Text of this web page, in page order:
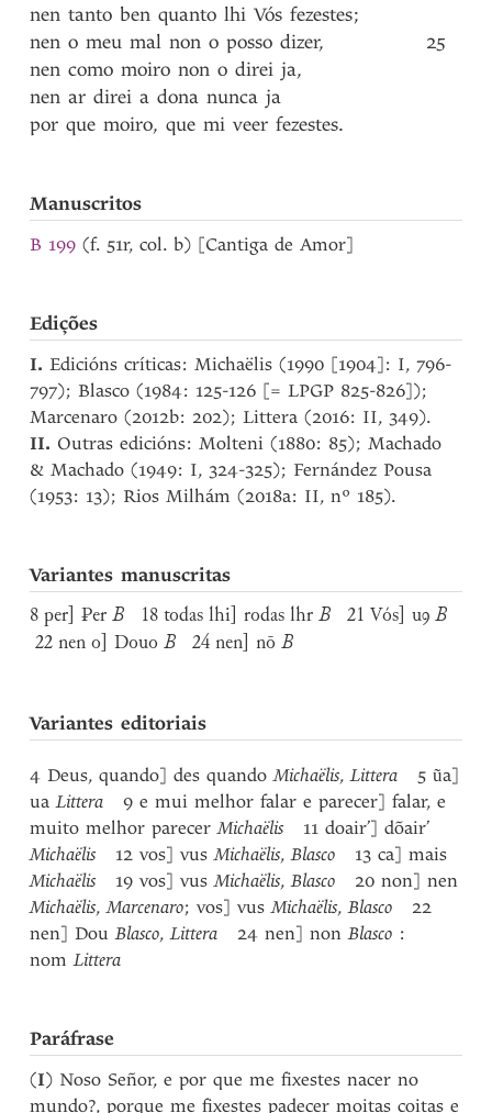
nen tanto ben quanto lhi Vós fezestes;
nen o meu mal non o posso dizer,
nen como moiro non o direi ja,
nen ar direi a dona nunca ja
por que moiro, que mi veer fezestes.
25
Manuscritos
B 199 (f. 51r, col. b) [Cantiga de Amor]
Edições
I. Edicións críticas: Michaëlis (1990 [1904]: I, 796-
797); Blasco (1984: 125-126 [= LPGP 825-826]);
Marcenaro (2012b: 202); Littera (2016: II, 349).
II. Outras edicións: Molteni (1880: 85); Machado
& Machado (1949: I, 324-325); Fernández Pousa
(1953: 13); Rios Milhám (2018a: II, nº 185).
Variantes manuscritas
8 per] ꝐerB 18 todas lhi] rodas lhrB 21 Vós] uꝯ B
22 nen o] DouoB 24 nen] nōB
Variantes editoriais
4 Deus, quando] des quandoMichaëlis, Littera 5 ũa]
uaLittera 9 e mui melhor falar e parecer] falar, e
muito melhor parecerMichaëlis
11 doair’] dõair’
Michaëlis 12 vos] vusMichaëlis,Blasco
13 ca] mais
Michaëlis 19 vos] vusMichaëlis,Blasco
20 non] nen
Michaëlis,Marcenaro; vos] vusMichaëlis, Blasco
22
nen] DouBlasco,Littera 24 nen] nonBlasco :
nomLittera
Paráfrase
(I) Noso Señor, e por que me fixestes nacer no
mundo?, porque me fixestes padecer moitas coitas e